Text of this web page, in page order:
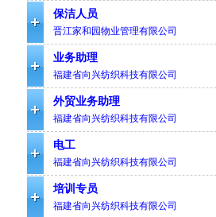
保洁人员
晋江家和园物业管理有限公司
业务助理
福建省向兴纺织科技有限公司
外贸业务助理
福建省向兴纺织科技有限公司
电工
福建省向兴纺织科技有限公司
培训专员
福建省向兴纺织科技有限公司